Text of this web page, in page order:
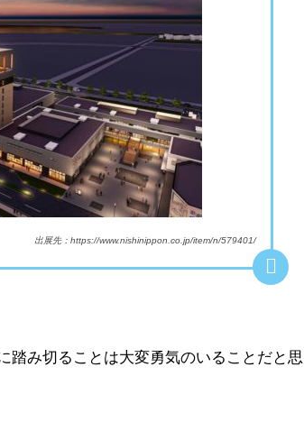
出展先：https://www.nishinippon.co.jp/item/n/579401/
踏み切ることは大変勇気のいることだと思